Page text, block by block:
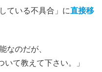
ている不具合」に直接移
なのだが、
いて教えて下さい。」